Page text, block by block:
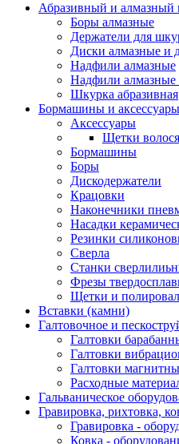
Абразивный и алмазный
Боры алмазные
Держатели для
Диски алмазные и
Надфили алмазные
Надфили
Шкурка абразивная
Бормашины и аксессуары
Аксессуары
Щетки
Бормашины
Боры
Дискодержатели
Крацовки
Наконечники
Насадки
Резинки
Сверла
Станки
Фрезы
Щетки и
Вставки (камни)
Галтовочное и
Галтовки
Галтовки
Галтовки
Расходные
Гальваническое
Гравировка, рихтовка,
Гравировка -
Ковка -